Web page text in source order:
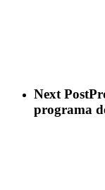
Next Post
programa